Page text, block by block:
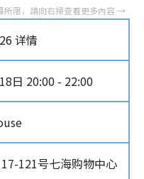
详情
日 20:00 - 22:00
121号七海购物中心